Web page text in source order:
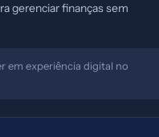
gerenciar finanças sem
em experiência digital no